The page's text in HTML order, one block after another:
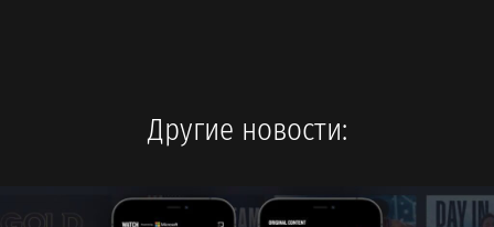
Другие новости: